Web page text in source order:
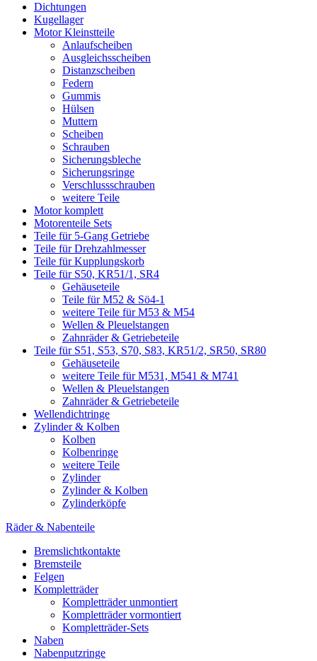
Dichtungen
Kugellager
Motor Kleinstteile
Anlaufscheiben
Ausgleichsscheiben
Distanzscheiben
Federn
Gummis
Hülsen
Muttern
Scheiben
Schrauben
Sicherungsbleche
Sicherungsringe
Verschlussschrauben
weitere Teile
Motor komplett
Motorenteile Sets
Teile für 5-Gang Getriebe
Teile für Drehzahlmesser
Teile für Kupplungskorb
Teile für S50, KR51/1, SR4
Gehäuseteile
Teile für M52 & Sö4-1
weitere Teile für M53 & M54
Wellen & Pleuelstangen
Zahnräder & Getriebeteile
Teile für S51, S53, S70, S83, KR51/2, SR50, SR80
Gehäuseteile
weitere Teile für M531, M541 & M741
Wellen & Pleuelstangen
Zahnräder & Getriebeteile
Wellendichtringe
Zylinder & Kolben
Kolben
Kolbenringe
weitere Teile
Zylinder
Zylinder & Kolben
Zylinderköpfe
Räder & Nabenteile
Bremslichtkontakte
Bremsteile
Felgen
Kompletträder
Kompletträder unmontiert
Kompletträder vormontiert
Kompletträder-Sets
Naben
Nabenputzringe